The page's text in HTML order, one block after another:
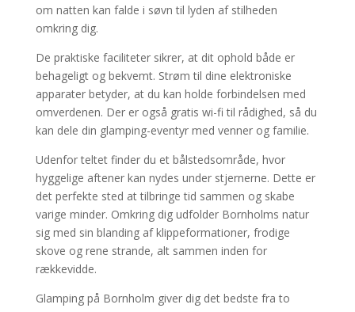
om natten kan falde i søvn til lyden af stilheden
omkring dig.
De praktiske faciliteter sikrer, at dit ophold både er
behageligt og bekvemt. Strøm til dine elektroniske
apparater betyder, at du kan holde forbindelsen med
omverdenen. Der er også gratis wi-fi til rådighed, så du
kan dele din glamping-eventyr med venner og familie.
Udenfor teltet finder du et bålstedsområde, hvor
hyggelige aftener kan nydes under stjernerne. Dette er
det perfekte sted at tilbringe tid sammen og skabe
varige minder. Omkring dig udfolder Bornholms natur
sig med sin blanding af klippeformationer, frodige
skove og rene strande, alt sammen inden for
rækkevidde.
Glamping på Bornholm giver dig det bedste fra to